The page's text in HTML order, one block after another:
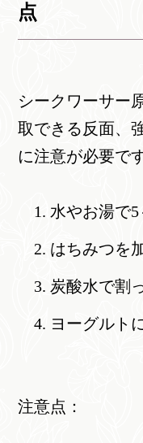
点
シークワーサー
取できる反面、
に注意が必要です
水やお湯で
はちみつを
炭酸水で割
ヨーグルト
注意点：